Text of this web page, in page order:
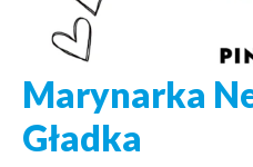
Marynarka
Gładka